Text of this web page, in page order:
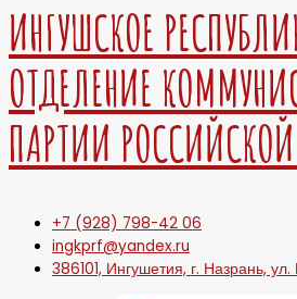
ИНГУШСКОЕ
ОТДЕЛЕНИЕ
ПАРТИИ
+7 (928) 798-42 06
ingkprf@yandex.ru
386101, Ингушетия, г. Назрань,